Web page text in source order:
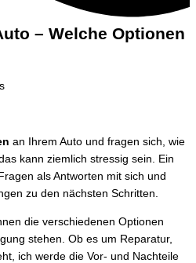
– Welche Optionen
an Ihrem Auto und fragen sich, wie
kann ziemlich stressig sein. Ein
als Antworten mit sich und
zu den nächsten Schritten.
die verschiedenen Optionen
stehen. Ob es um Reparatur,
ich werde die Vor- und Nachteile